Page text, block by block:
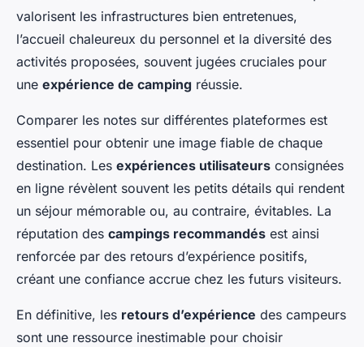
valorisent les infrastructures bien entretenues,
l’accueil chaleureux du personnel et la diversité des
activités proposées, souvent jugées cruciales pour
une expérience de camping réussie.
Comparer les notes sur différentes plateformes est
essentiel pour obtenir une image fiable de chaque
destination. Les expériences utilisateurs consignées
en ligne révèlent souvent les petits détails qui rendent
un séjour mémorable ou, au contraire, évitables. La
réputation des campings recommandés est ainsi
renforcée par des retours d’expérience positifs,
créant une confiance accrue chez les futurs visiteurs.
En définitive, les retours d’expérience des campeurs
sont une ressource inestimable pour choisir